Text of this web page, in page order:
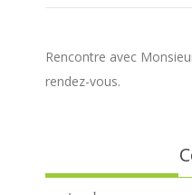
Rencontre avec
rendez-vous.